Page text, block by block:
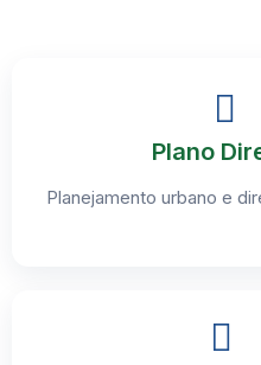
Plano
Planejamento urbano e